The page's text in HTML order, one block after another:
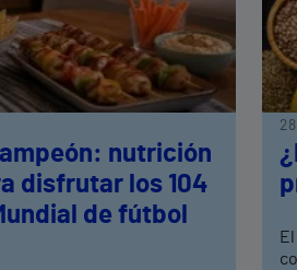
nutrición
disfrutar los 104
de fútbol